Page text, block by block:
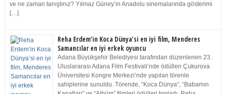
ve ne zaman tanıştınız? Yılmaz Güney’in Anadolu sinemalarında gösterimi
[…]
Reha Erdem’in Koca Dünya’si en iyi film, Menderes
Samancılar en iyi erkek oyuncu
Adana Büyükşehir Belediyesi tarafından düzenlenen 23.
Uluslararası Adana Film Festivali’nde ödüllen Çukurova
Üniversitesi Kongre Merkezi’nde yapılan törenle
sahiplerine sunuldu. Törende, “Koca Dünya”, “Babamın